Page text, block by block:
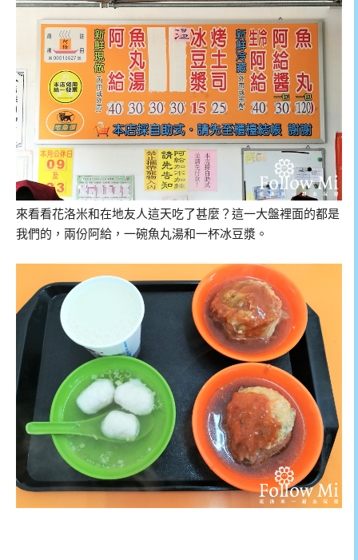
來看看花洛米和在地友人這天吃了甚麼？這一大盤裡面的都是
我們的，兩份阿給，一碗魚丸湯和一杯冰豆漿。